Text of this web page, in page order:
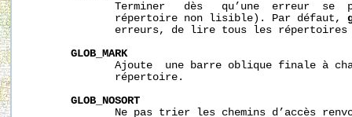
Terminer   dès   qu’une  erreur  se
              répertoire non lisible). Par défaut,
erreurs, de lire tous les répertoires
GLOB_MARK
Ajoute  une barre oblique finale à
              répertoire.
GLOB_NOSORT
Ne pas trier les chemins d’accès